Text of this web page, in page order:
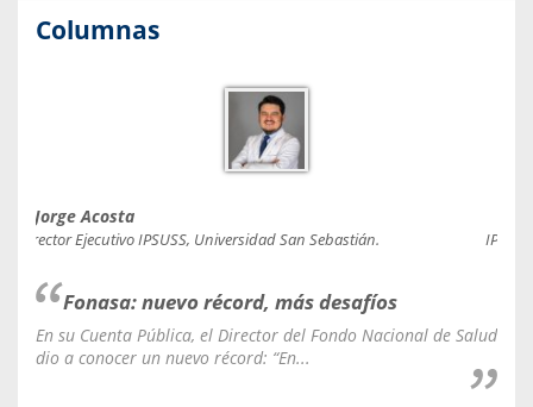
Columnas
Jorge Acosta
Director Ejecutivo IPSUSS, Universidad San Sebastián.
Fonasa: nuevo récord, más desafíos
En su Cuenta Pública, el Director del Fondo Nacional de Salud
dio a conocer un nuevo récord: “En...